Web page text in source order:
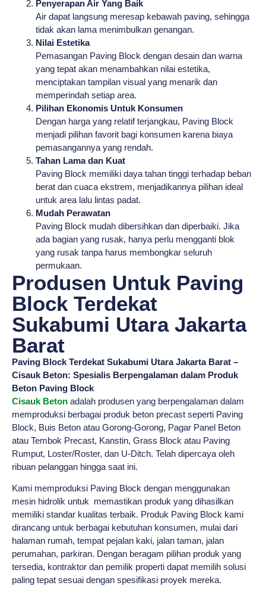
Penyerapan Air Yang Baik
Air dapat langsung meresap kebawah paving, sehingga
tidak akan lama menimbulkan genangan.
Nilai Estetika
Pemasangan Paving Block dengan desain dan warna
yang tepat akan menambahkan nilai estetika,
menciptakan tampilan visual yang menarik dan
memperindah setiap area.
Pilihan Ekonomis Untuk Konsumen
Dengan harga yang relatif terjangkau, Paving Block
menjadi pilihan favorit bagi konsumen karena biaya
pemasangannya yang rendah.
Tahan Lama dan Kuat
Paving Block memiliki daya tahan tinggi terhadap beban
berat dan cuaca ekstrem, menjadikannya pilihan ideal
untuk area lalu lintas padat.
Mudah Perawatan
Paving Block mudah dibersihkan dan diperbaiki. Jika
ada bagian yang rusak, hanya perlu mengganti blok
yang rusak tanpa harus membongkar seluruh
permukaan.
Produsen Untuk Paving
Block Terdekat
Sukabumi Utara Jakarta
Barat
Paving Block Terdekat Sukabumi Utara Jakarta Barat –
Cisauk Beton: Spesialis Berpengalaman dalam Produk
Beton Paving Block
Cisauk Beton adalah produsen yang berpengalaman dalam
memproduksi berbagai produk beton precast seperti Paving
Block, Buis Beton atau Gorong-Gorong, Pagar Panel Beton
atau Tembok Precast, Kanstin, Grass Block atau Paving
Rumput, Loster/Roster, dan U-Ditch. Telah dipercaya oleh
ribuan pelanggan hingga saat ini.
Kami memproduksi Paving Block dengan menggunakan
mesin hidrolik untuk memastikan produk yang dihasilkan
memiliki standar kualitas terbaik. Produk Paving Block kami
dirancang untuk berbagai kebutuhan konsumen, mulai dari
halaman rumah, tempat pejalan kaki, jalan taman, jalan
perumahan, parkiran. Dengan beragam pilihan produk yang
tersedia, kontraktor dan pemilik properti dapat memilih solusi
paling tepat sesuai dengan spesifikasi proyek mereka.